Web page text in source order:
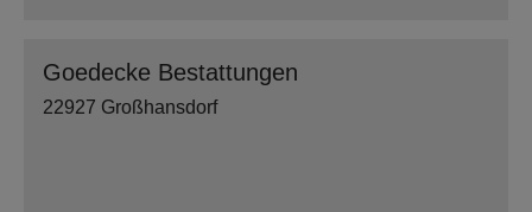
Goedecke Bestattungen
22927 Großhansdorf